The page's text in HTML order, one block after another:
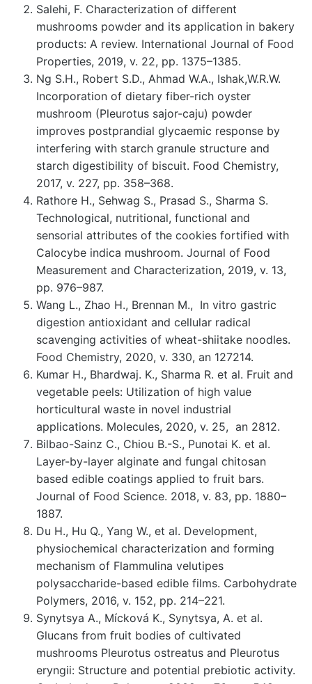
Salehi, F. Characterization of different
mushrooms powder and its application in bakery
products: A review. International Journal of Food
Properties, 2019, v. 22, pp. 1375–1385.
Ng S.H., Robert S.D., Ahmad W.A., Ishak,W.R.W.
Incorporation of dietary fiber-rich oyster
mushroom (Pleurotus sajor-caju) powder
improves postprandial glycaemic response by
interfering with starch granule structure and
starch digestibility of biscuit. Food Chemistry,
2017, v. 227, pp. 358–368.
Rathore H., Sehwag S., Prasad S., Sharma S.
Technological, nutritional, functional and
sensorial attributes of the cookies fortified with
Calocybe indica mushroom. Journal of Food
Measurement and Characterization, 2019, v. 13,
pp. 976–987.
Wang L., Zhao H., Brennan M., In vitro gastric
digestion antioxidant and cellular radical
scavenging activities of wheat-shiitake noodles.
Food Chemistry, 2020, v. 330, an 127214.
Kumar H., Bhardwaj. K., Sharma R. et al. Fruit and
vegetable peels: Utilization of high value
horticultural waste in novel industrial
applications. Molecules, 2020, v. 25, an 2812.
Bilbao-Sainz C., Chiou B.-S., Punotai K. et al.
Layer-by-layer alginate and fungal chitosan
based edible coatings applied to fruit bars.
Journal of Food Science. 2018, v. 83, pp. 1880–
1887.
Du H., Hu Q., Yang W., et al. Development,
physiochemical characterization and forming
mechanism of Flammulina velutipes
polysaccharide-based edible films. Carbohydrate
Polymers, 2016, v. 152, pp. 214–221.
Synytsya A., Mícková K., Synytsya, A. et al.
Glucans from fruit bodies of cultivated
mushrooms Pleurotus ostreatus and Pleurotus
eryngii: Structure and potential prebiotic activity.